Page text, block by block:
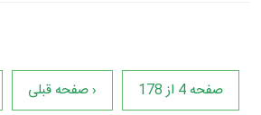
صفحه 4 از 178 ‹ صفحه قبلی